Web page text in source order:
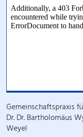
Gemeinschaftspraxis
Dr. Dr. Bartholomäus
Weyel